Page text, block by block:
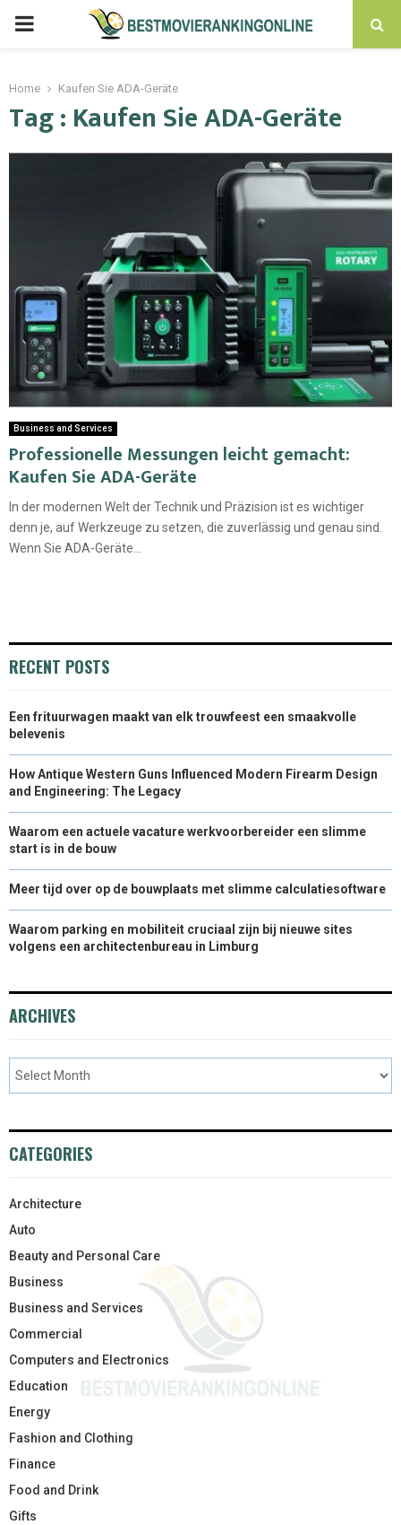
PRIMARY
Home Kaufen Sie ADA-Geräte
Tag : Kaufen Sie ADA-Geräte
Business and Services
Professionelle Messungen leicht gemacht:
Kaufen Sie ADA-Geräte
In der modernen Welt der Technik und Präzision ist es wichtiger
denn je, auf Werkzeuge zu setzen, die zuverlässig und genau sind.
Wenn Sie ADA-Geräte...
RECENT POSTS
Een frituurwagen maakt van elk trouwfeest een smaakvolle
belevenis
How Antique Western Guns Influenced Modern Firearm Design
and Engineering: The Legacy
Waarom een actuele vacature werkvoorbereider een slimme
start is in de bouw
Meer tijd over op de bouwplaats met slimme calculatiesoftware
Waarom parking en mobiliteit cruciaal zijn bij nieuwe sites
volgens een architectenbureau in Limburg
ARCHIVES
CATEGORIES
Architecture
Auto
Beauty and Personal Care
Business
Business and Services
Commercial
Computers and Electronics
Education
Energy
Fashion and Clothing
Finance
Food and Drink
Gifts